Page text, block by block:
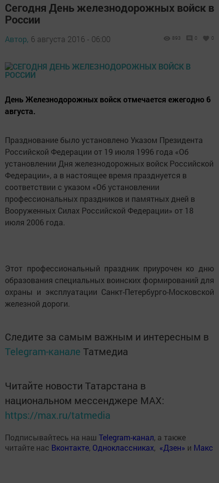
Сегодня День железнодорожных войск в
России
Автор, 6 августа 2016 - 06:00 893 0 0
День Железнодорожных войск отмечается ежегодно 6
августа.
Празднование было установлено Указом Президента
Российской Федерации от 19 июля 1996 года «Об
установлении Дня железнодорожных войск Российской
Федерации», а в настоящее время празднуется в
соответствии с указом «Об установлении
профессиональных праздников и памятных дней в
Вооруженных Силах Российской Федерации» от 18
июля 2006 года.
Этот профессиональный праздник приурочен ко дню
образования специальных воинских формирований для
охраны и эксплуатации Санкт-Петербурго-Московской
железной дороги.
Следите за самым важным и интересным в
Telegram-канале Татмедиа
Читайте новости Татарстана в
национальном мессенджере MАХ:
https://max.ru/tatmedia
Подписывайтесь на наш Telegram-канал, а также
читайте нас Вконтакте, Одноклассниках, «Дзен» и Макс